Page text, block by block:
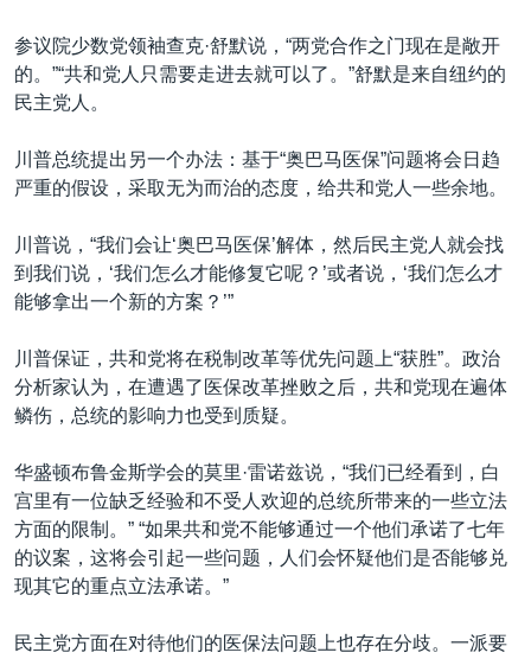
参议院少数党领袖查克·舒默说，“两党合作之门现在是敞开
的。”“共和党人只需要走进去就可以了。”舒默是来自纽约的
民主党人。
川普总统提出另一个办法：基于“奥巴马医保”问题将会日趋
严重的假设，采取无为而治的态度，给共和党人一些余地。
川普说，“我们会让‘奥巴马医保’解体，然后民主党人就会找
到我们说，‘我们怎么才能修复它呢？’或者说，‘我们怎么才
能够拿出一个新的方案？’”
川普保证，共和党将在税制改革等优先问题上“获胜”。政治
分析家认为，在遭遇了医保改革挫败之后，共和党现在遍体
鳞伤，总统的影响力也受到质疑。
华盛顿布鲁金斯学会的莫里·雷诺兹说，“我们已经看到，白
宫里有一位缺乏经验和不受人欢迎的总统所带来的一些立法
方面的限制。” “如果共和党不能够通过一个他们承诺了七年
的议案，这将会引起一些问题，人们会怀疑他们是否能够兑
现其它的重点立法承诺。”
民主党方面在对待他们的医保法问题上也存在分歧。一派要